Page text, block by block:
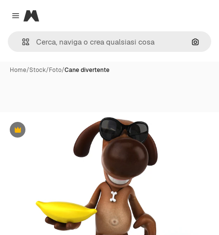
Close menu
Magnific
Cerca
Home/Stock/Foto/Cane divertente
Premium